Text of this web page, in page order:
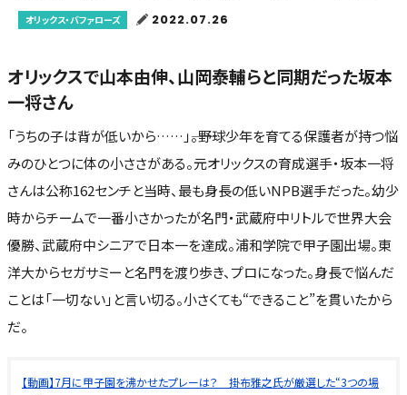
オリックス・バファローズ 2022.07.26
オリックスで山本由伸、山岡泰輔らと同期だった坂本
一将さん
「うちの子は背が低いから……」――。野球少年を育てる保護者が持つ悩
みのひとつに体の小ささがある。元オリックスの育成選手・坂本一将
さんは公称162センチと当時、最も身長の低いNPB選手だった。幼少
時からチームで一番小さかったが名門・武蔵府中リトルで世界大会
優勝、武蔵府中シニアで日本一を達成。浦和学院で甲子園出場。東
洋大からセガサミーと名門を渡り歩き、プロになった。身長で悩んだ
ことは「一切ない」と言い切る。小さくても“できること”を貫いたから
だ。
【動画】7月に甲子園を沸かせたプレーは？ 掛布雅之氏が厳選した“3つの場